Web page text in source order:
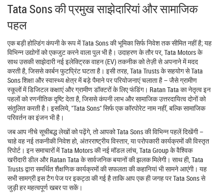
Tata Sons की प्रमुख साझेदारियां और सामाजिक
पहल
एक बड़ी होल्डिंग कंपनी के रूप में Tata Sons की भूमिका सिर्फ निवेश तक सीमित नहीं है; यह
विभिन्न उद्योगों को एकजुट करने वाला पुल भी है। उदाहरण के तौर पर, Tata Motors के
साथ उसकी साझेदारी नई इलेक्ट्रिक वाहन (EV) तकनीक को तेज़ी से अपनाने में मदद
करती है, जिससे कार्बन फुटप्रिंट घटता है। इसी तरह, Tata Trusts के सहयोग से Tata
Sons शिक्षा और स्वास्थ्य क्षेत्र में बड़े पैमाने पर परियोजनाएं चलाता है – जैसे ग्रामीण
स्कूलों में डिजिटल कक्षाएं और ग्रामीण डॉक्टरों के लिए फंडिंग। Ratan Tata का नेतृत्व इन
पहलों को रणनीतिक दृष्टि देता है, जिससे कंपनी लाभ और सामाजिक उत्तरदायित्व दोनों को
संतुलित करती है। इसलिये, "Tata Sons" सिर्फ एक कॉरपोरेट नाम नहीं, बल्कि सामाजिक
परिवर्तन का इंजन भी है।
जब आप नीचे सूचीबद्ध लेखों को पढ़ेंगे, तो आपको Tata Sons की विभिन्न पहलें दिखेंगी –
चाहे वह नई तकनीकी निवेश हो, अंतरराष्ट्रीय विस्तार, या परोपकारी कार्यक्रमों की विस्तृत
रिपोर्ट। इन समाचारों में Tata Motors की नई मॉडल लांच, Tata Group के वैश्विक
खरीदारी डील और Ratan Tata के सार्वजनिक बयानों की झलक मिलेगी। साथ ही, Tata
Trusts द्वारा समर्थित शैक्षणिक कार्यक्रमों की सफलता की कहानियां भी सामने आएंगी। यह
सभी सामग्री इस टैग पेज पर इकट्ठा की गई है ताकि आप एक ही जगह पर Tata Sons से
जुड़ी हर महत्वपूर्ण खबर पा सकें।